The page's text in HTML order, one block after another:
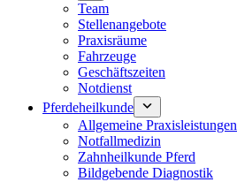
Team
Stellenangebote
Praxisräume
Fahrzeuge
Geschäftszeiten
Notdienst
Pferdeheilkunde
Allgemeine Praxisleistungen
Notfallmedizin
Zahnheilkunde Pferd
Bildgebende Diagnostik